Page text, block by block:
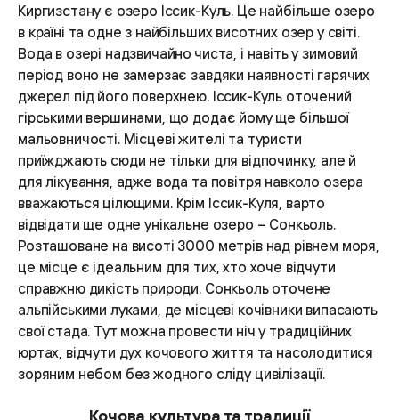
Киргизстану є озеро Іссик-Куль. Це найбільше озеро
в країні та одне з найбільших висотних озер у світі.
Вода в озері надзвичайно чиста, і навіть у зимовий
період воно не замерзає завдяки наявності гарячих
джерел під його поверхнею. Іссик-Куль оточений
гірськими вершинами, що додає йому ще більшої
мальовничості. Місцеві жителі та туристи
приїжджають сюди не тільки для відпочинку, але й
для лікування, адже вода та повітря навколо озера
вважаються цілющими. Крім Іссик-Куля, варто
відвідати ще одне унікальне озеро – Сонкьоль.
Розташоване на висоті 3000 метрів над рівнем моря,
це місце є ідеальним для тих, хто хоче відчути
справжню дикість природи. Сонкьоль оточене
альпійськими луками, де місцеві кочівники випасають
свої стада. Тут можна провести ніч у традиційних
юртах, відчути дух кочового життя та насолодитися
зоряним небом без жодного сліду цивілізації.